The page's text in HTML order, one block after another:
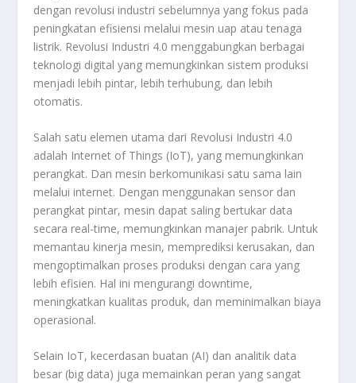
dengan revolusi industri sebelumnya yang fokus pada
peningkatan efisiensi melalui mesin uap atau tenaga
listrik. Revolusi Industri 4.0 menggabungkan berbagai
teknologi digital yang memungkinkan sistem produksi
menjadi lebih pintar, lebih terhubung, dan lebih
otomatis.
Salah satu elemen utama dari Revolusi Industri 4.0
adalah Internet of Things (IoT), yang memungkinkan
perangkat. Dan mesin berkomunikasi satu sama lain
melalui internet. Dengan menggunakan sensor dan
perangkat pintar, mesin dapat saling bertukar data
secara real-time, memungkinkan manajer pabrik. Untuk
memantau kinerja mesin, memprediksi kerusakan, dan
mengoptimalkan proses produksi dengan cara yang
lebih efisien. Hal ini mengurangi downtime,
meningkatkan kualitas produk, dan meminimalkan biaya
operasional.
Selain IoT, kecerdasan buatan (AI) dan analitik data
besar (big data) juga memainkan peran yang sangat